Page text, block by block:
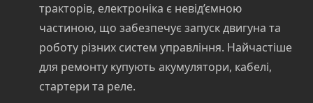
тракторів, електроніка є невід’ємною
частиною, що забезпечує запуск двигуна та
роботу різних систем управління. Найчастіше
для ремонту купують акумулятори, кабелі,
стартери та реле.